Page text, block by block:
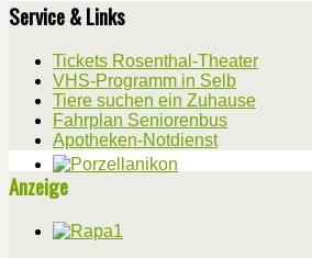
Service & Links
Tickets Rosenthal-Theater
VHS-Programm in Selb
Tiere suchen ein Zuhause
Fahrplan Seniorenbus
Apotheken-Notdienst
Anzeige